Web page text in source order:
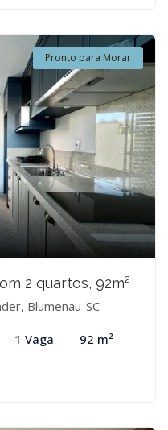
Pronto para Morar
2 quartos, 92m²
Blumenau-SC
1 Vaga 92 m²